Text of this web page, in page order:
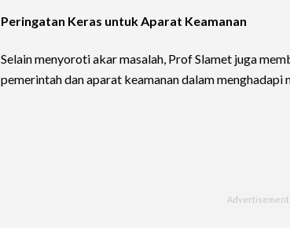
Peringatan Keras untuk Aparat Keamanan
Selain menyoroti akar masalah, Prof Slamet juga
pemerintah dan aparat keamanan dalam menghadapi